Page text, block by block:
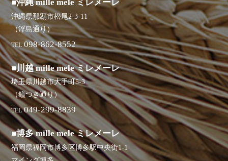
■沖縄 mille mele ミレメーレ
沖縄県那覇市松尾2-3-11
（浮島通り）
TEL 098-862-8552
■川越 mille mele ミレメーレ
埼玉県川越市大手町5-3
（鐘つき通り）
TEL 049-299-8839
■博多 mille mele ミレメーレ
福岡県福岡市博多区博多駅中央街1-1